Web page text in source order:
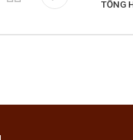
TỔNG